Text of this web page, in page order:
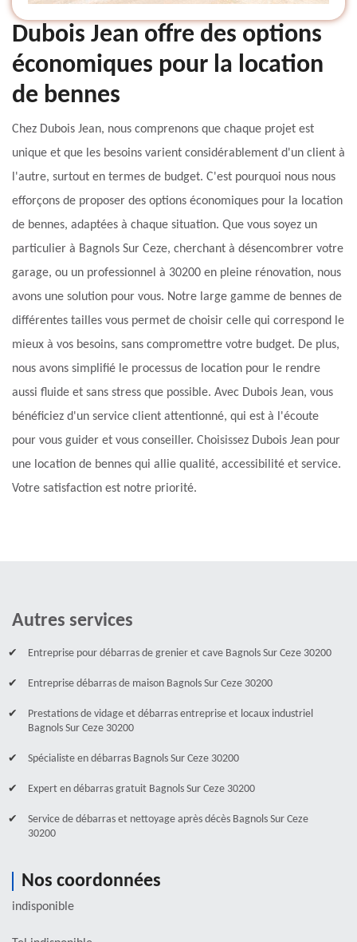
Dubois Jean offre des options
économiques pour la location
de bennes
Chez Dubois Jean, nous comprenons que chaque projet est
unique et que les besoins varient considérablement d'un client à
l'autre, surtout en termes de budget. C'est pourquoi nous nous
efforçons de proposer des options économiques pour la location
de bennes, adaptées à chaque situation. Que vous soyez un
particulier à Bagnols Sur Ceze, cherchant à désencombrer votre
garage, ou un professionnel à 30200 en pleine rénovation, nous
avons une solution pour vous. Notre large gamme de bennes de
différentes tailles vous permet de choisir celle qui correspond le
mieux à vos besoins, sans compromettre votre budget. De plus,
nous avons simplifié le processus de location pour le rendre
aussi fluide et sans stress que possible. Avec Dubois Jean, vous
bénéficiez d'un service client attentionné, qui est à l'écoute
pour vous guider et vous conseiller. Choisissez Dubois Jean pour
une location de bennes qui allie qualité, accessibilité et service.
Votre satisfaction est notre priorité.
Autres services
Entreprise pour débarras de grenier et cave Bagnols Sur Ceze 30200
Entreprise débarras de maison Bagnols Sur Ceze 30200
Prestations de vidage et débarras entreprise et locaux industriel
Bagnols Sur Ceze 30200
Spécialiste en débarras Bagnols Sur Ceze 30200
Expert en débarras gratuit Bagnols Sur Ceze 30200
Service de débarras et nettoyage après décès Bagnols Sur Ceze
30200
Nos coordonnées
indisponible